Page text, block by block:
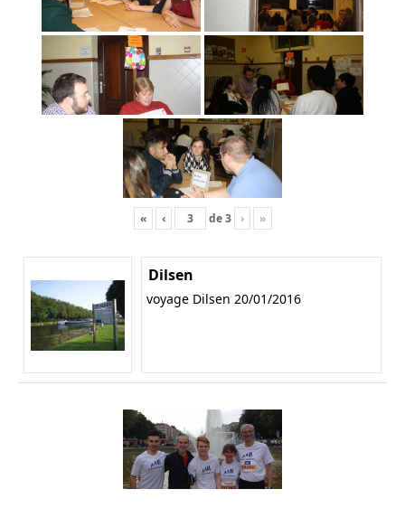
« ‹ de3 › »
Dilsen
voyage Dilsen 20/01/2016